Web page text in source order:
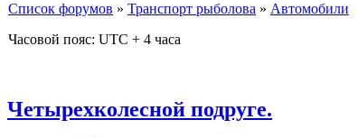
Список форумов » Транспорт рыболова » Автомобили
Часовой пояс: UTC + 4 часа
Четырехколесной подруге.